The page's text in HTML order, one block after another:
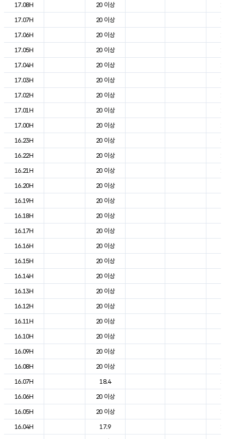
17.08H
20 이상
17.07H
20 이상
17.06H
20 이상
17.05H
20 이상
17.04H
20 이상
17.03H
20 이상
17.02H
20 이상
17.01H
20 이상
17.00H
20 이상
16.23H
20 이상
16.22H
20 이상
16.21H
20 이상
16.20H
20 이상
16.19H
20 이상
16.18H
20 이상
16.17H
20 이상
16.16H
20 이상
16.15H
20 이상
16.14H
20 이상
16.13H
20 이상
16.12H
20 이상
16.11H
20 이상
16.10H
20 이상
16.09H
20 이상
16.08H
20 이상
16.07H
18.4
16.06H
20 이상
16.05H
20 이상
16.04H
17.9